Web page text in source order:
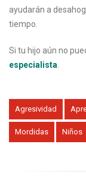
ayudarán a
tiempo.
Si tu hijo aún no
especialista
Agresividad
Mordidas Niños